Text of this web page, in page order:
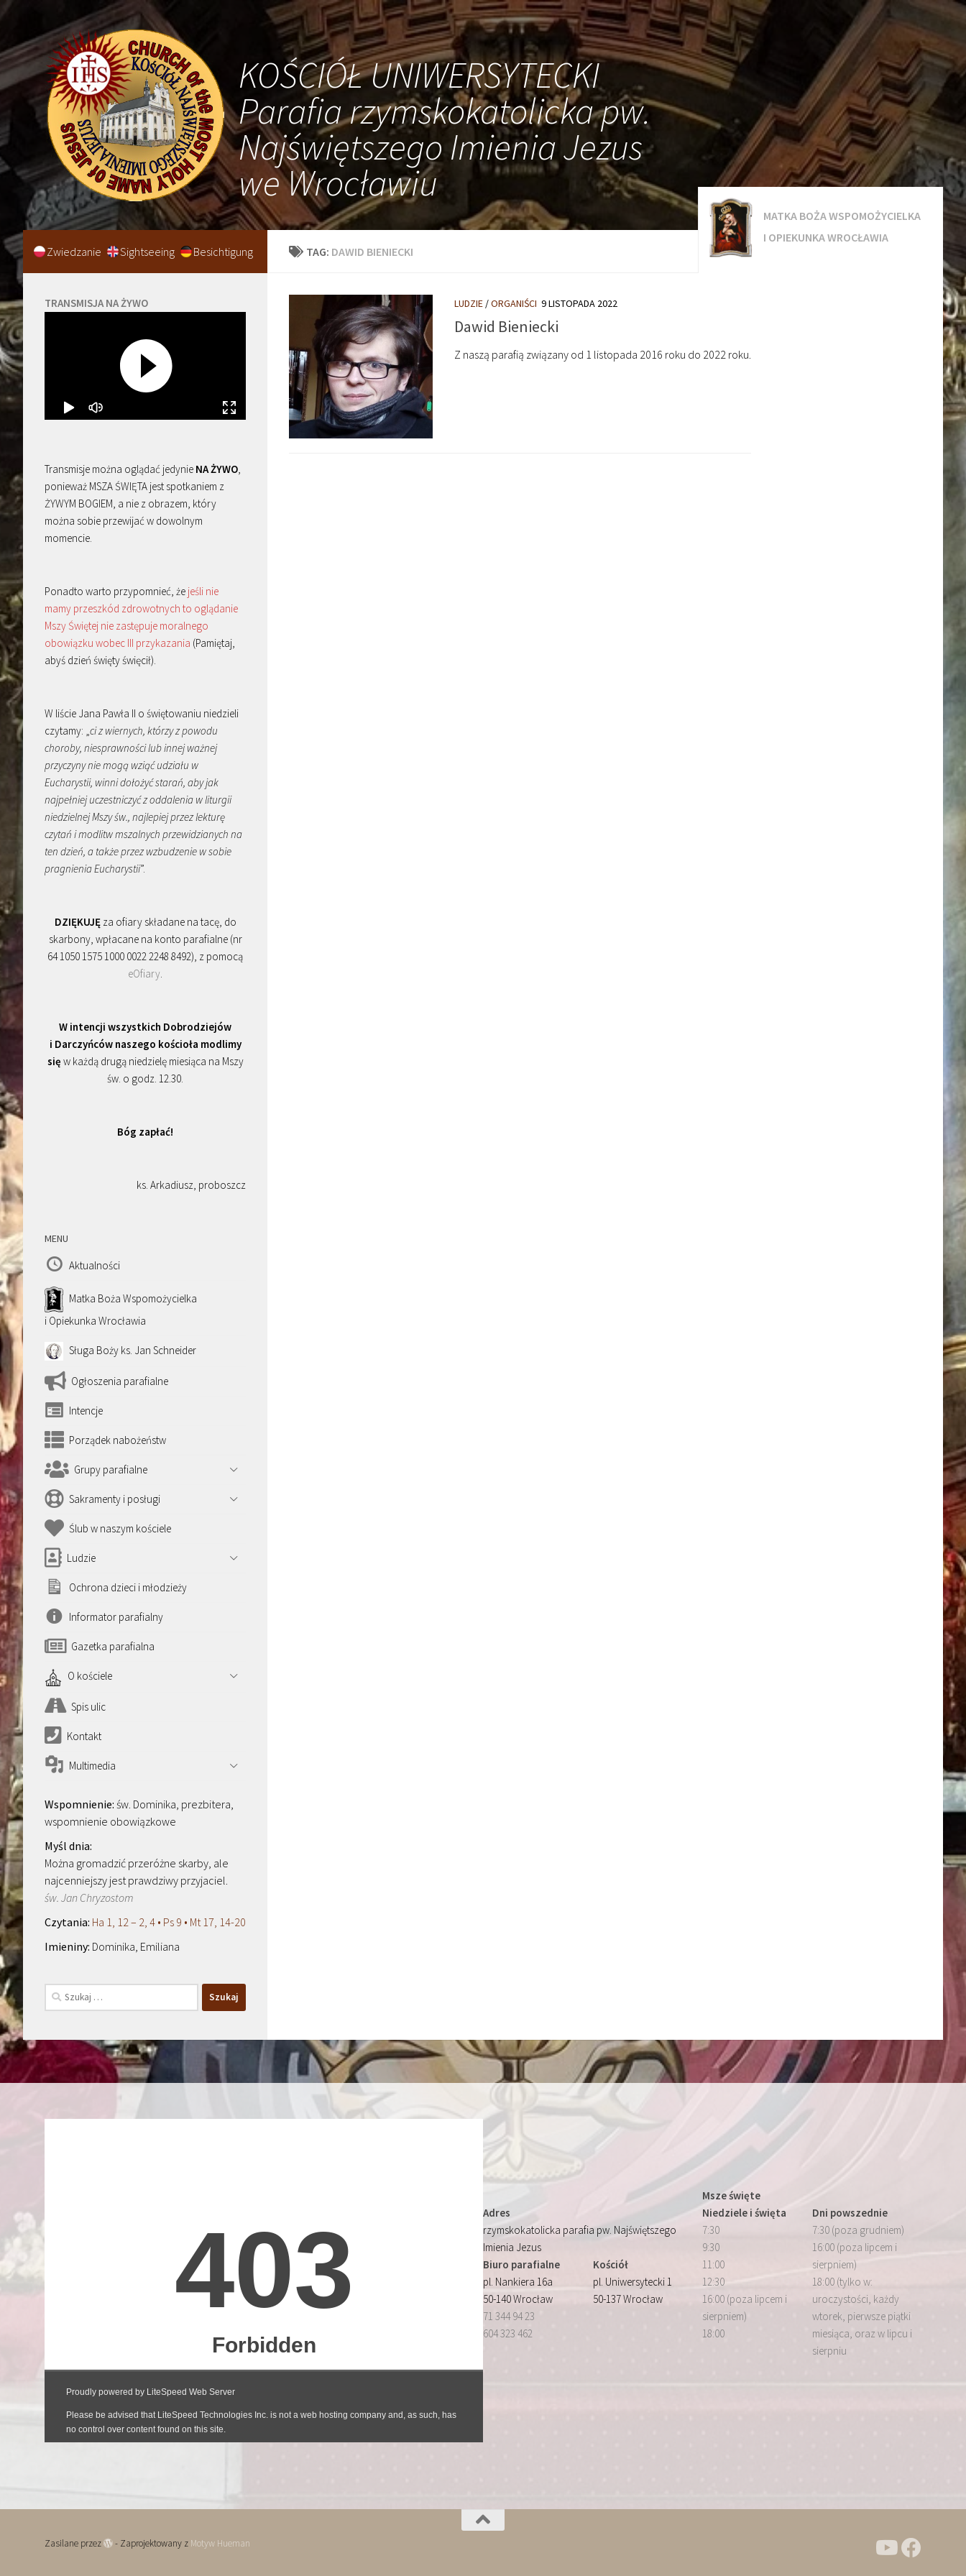
KOŚCIÓŁ UNIWERSYTECKI
Parafia rzymskokatolicka pw.
Najświętszego Imienia Jezus
we Wrocławiu
TAG: DAWID BIENIECKI
MATKA BOŻA WSPOMOŻYCIELKA
I OPIEKUNKA WROCŁAWIA
LUDZIE /ORGANIŚCI 9 LISTOPADA 2022
Dawid Bieniecki
Z naszą parafią związany od 1 listopada 2016 roku do 2022 roku.
Zwiedzanie Sightseeing Besichtigung
TRANSMISJA NA ŻYWO
Transmisje można oglądać jedynie NA ŻYWO,
ponieważ MSZA ŚWIĘTA jest spotkaniem z
ŻYWYM BOGIEM, a nie z obrazem, który
można sobie przewijać w dowolnym
momencie.
Ponadto warto przypomnieć, że jeśli nie
mamy przeszkód zdrowotnych to oglądanie
Mszy Świętej nie zastępuje moralnego
obowiązku wobec III przykazania (Pamiętaj,
abyś dzień święty święcił).
W liście Jana Pawła II o świętowaniu niedzieli
czytamy: „ci z wiernych, którzy z powodu
choroby, niesprawności lub innej ważnej
przyczyny nie mogą wziąć udziału w
Eucharystii, winni dołożyć starań, aby jak
najpełniej uczestniczyć z oddalenia w liturgii
niedzielnej Mszy św., najlepiej przez lekturę
czytań i modlitw mszalnych przewidzianych na
ten dzień, a także przez wzbudzenie w sobie
pragnienia Eucharystii”.
DZIĘKUJĘza ofiary składane na tacę, do
skarbony, wpłacane na konto parafialne (nr
64 1050 1575 1000 0022 2248 8492), z pomocą
eOfiary.
W intencji wszystkich Dobrodziejów
i Darczyńców naszego kościoła modlimy
się w każdą drugą niedzielę miesiąca na Mszy
św. o godz. 12.30.
Bóg zapłać!
ks. Arkadiusz, proboszcz
MENU
Aktualności
Matka Boża Wspomożycielka
i Opiekunka Wrocławia
Sługa Boży ks. Jan Schneider
Ogłoszenia parafialne
Intencje
Porządek nabożeństw
Grupy parafialne
Sakramenty i posługi
Ślub w naszym kościele
Ludzie
Ochrona dzieci i młodzieży
Informator parafialny
Gazetka parafialna
O kościele
Spis ulic
Kontakt
Multimedia
św. Dominika, prezbitera,
wspomnienie obowiązkowe
Można gromadzić przeróżne skarby, ale
najcenniejszy jest prawdziwy przyjaciel.
św. Jan Chryzostom
Ha 1, 12 – 2, 4 • Ps 9 • Mt 17, 14-20
Dominika, Emiliana
Szukaj:
Adres
rzymskokatolicka parafia pw. Najświętszego
Imienia Jezus
Biuro parafialne
pl. Nankiera 16a
50-140 Wrocław
71 344 94 23
604 323 462
Kościół
pl. Uniwersytecki 1
50-137 Wrocław
Msze święte
Niedziele i święta
7:30
9:30
11:00
12:30
16:00 (poza lipcem i
sierpniem)
18:00
Dni powszednie
7:30 (poza grudniem)
16:00 (poza lipcem i
sierpniem)
18:00 (tylko w:
uroczystości, każdy
wtorek, pierwsze piątki
miesiąca, oraz w lipcu i
sierpniu
Zasilane przez - Zaprojektowany z Motyw Hueman